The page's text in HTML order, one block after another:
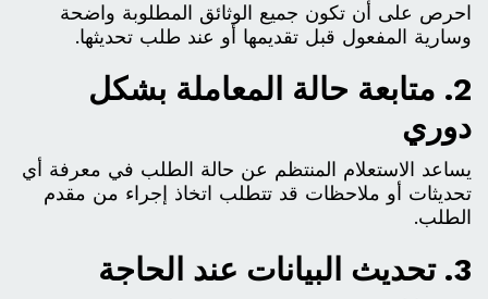
احرص على أن تكون جميع الوثائق المطلوبة واضحة
وسارية المفعول قبل تقديمها أو عند طلب تحديثها.
2. متابعة حالة المعاملة بشكل
دوري
يساعد الاستعلام المنتظم عن حالة الطلب في معرفة أي
تحديثات أو ملاحظات قد تتطلب اتخاذ إجراء من مقدم
الطلب.
3. تحديث البيانات عند الحاجة